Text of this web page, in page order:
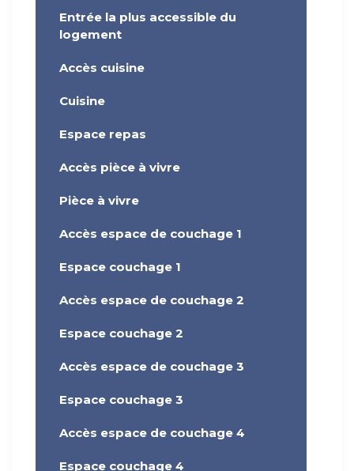
Entrée la plus accessible du
logement
Accès cuisine
Cuisine
Espace repas
Accès pièce à vivre
Pièce à vivre
Accès espace de couchage 1
Espace couchage 1
Accès espace de couchage 2
Espace couchage 2
Accès espace de couchage 3
Espace couchage 3
Accès espace de couchage 4
Espace couchage 4